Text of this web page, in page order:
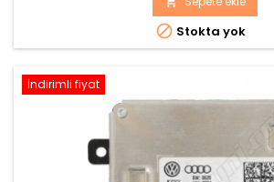
 Stokta yok
İndirimli fiyat